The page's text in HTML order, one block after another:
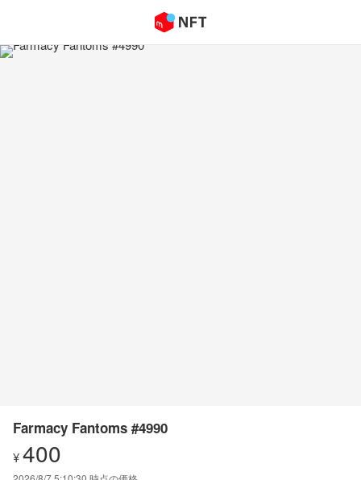
Farmacy Fantoms #4990
¥400